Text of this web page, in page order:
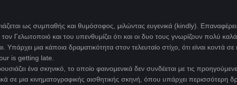
ως συμπαθής και θυμόσοφος, μιλώντας ευγενικά (kindly). Eπαναφέρει
Γελωτοποιό και του υπενθυμίζει ότι και οι δυο τους γνωρίζουν πολύ
Υπάρχει μια κάποια δραματικότητα στον τελευταίο στίχο, ότι είναι κοντά σε
is getting late.
ένα σκηνικό, το οποίο φαινομενικά δεν συνδέεται με τις
σε μια κινηματογραφικής αισθητικής σκηνή, όπου υπάρχει περισσότερη